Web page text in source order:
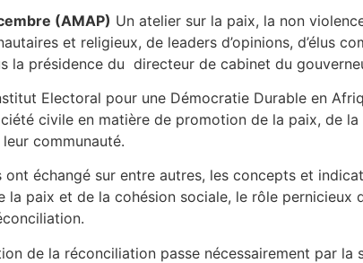
(AMAP) Un atelier sur la paix, la non
et religieux, de leaders d’opinions, d’élus
la présidence du directeur de cabinet du
Electoral pour une Démocratie Durable en
civile en matière de promotion de la paix, de
communauté.
échangé sur entre autres, les concepts et
la paix et de la cohésion sociale, le rôle
de la réconciliation passe nécessairement par